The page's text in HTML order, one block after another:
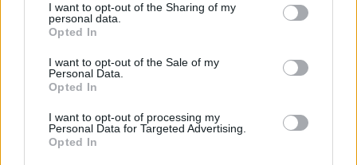
I want to opt-out of the Sharing of my
personal data.
Opted In
I want to opt-out of the Sale of my
Personal Data.
Opted In
I want to opt-out of processing my
Personal Data for Targeted Advertising.
Opted In
Kémiaérettségi: feladatsorok és megoldások elsőként
Péntek reggel a közép- és emelt szintű kémiaérettségivel folytatódik
az idei érettségi szezon - nálunk ma is mindent megtaláltok,
vizsgáról, és persze jövünk a nem hivatalos megoldásokkal! A kémia
érettségi nap támogatását köszönjük a Pécsi Tudományegyetem
Gyógyszerésztudományi Karának.